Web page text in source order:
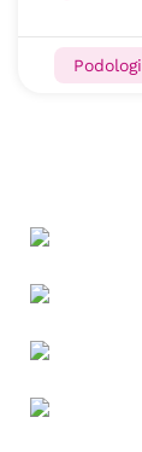
Podologi